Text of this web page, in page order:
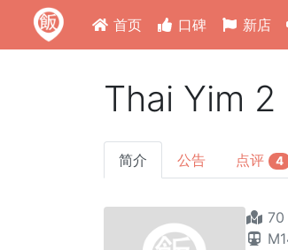
首页 口碑 新店
Thai Yim 2
简介 公告 点评 4
70